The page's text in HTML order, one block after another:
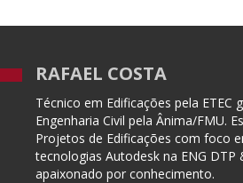
RAFAEL COSTA
Técnico em Edificações pela ETEC
Engenharia Civil pela Ânima/FMU.
Projetos de Edificações com foco
tecnologias Autodesk na ENG DTP
apaixonado por conhecimento.